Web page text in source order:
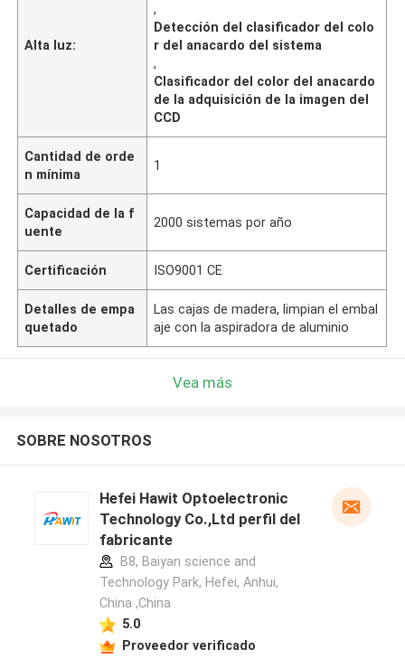
Alta luz:
,
Detección del clasificador del colo
r del anacardo del sistema
,
Clasificador del color del anacardo
de la adquisición de la imagen del
CCD
Cantidad de orde
n mínima
1
Capacidad de la f
uente
2000 sistemas por año
Certificación ISO9001 CE
Detalles de empa
quetado
Las cajas de madera, limpian el embal
aje con la aspiradora de aluminio
Vea más
SOBRE NOSOTROS
Hefei Hawit Optoelectronic
Technology Co.,Ltd perfil del
fabricante
B8, Baiyan science and
Technology Park, Hefei, Anhui,
China ,China
5.0
Proveedor verificado